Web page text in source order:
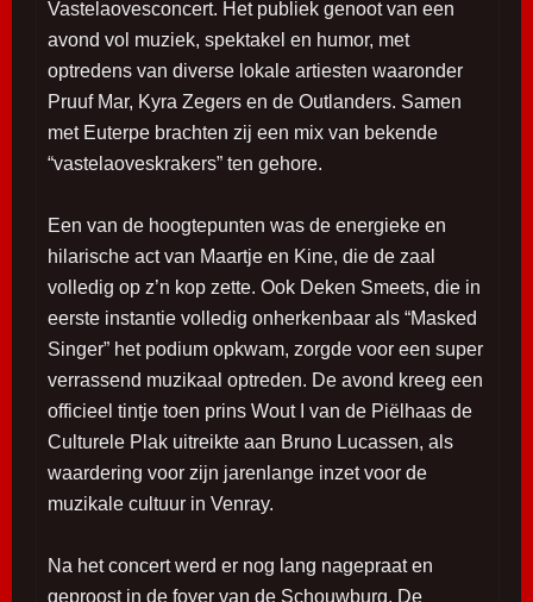
Vastelaovesconcert. Het publiek genoot van een
avond vol muziek, spektakel en humor, met
optredens van diverse lokale artiesten waaronder
Pruuf Mar, Kyra Zegers en de Outlanders. Samen
met Euterpe brachten zij een mix van bekende
“vastelaoveskrakers” ten gehore.
Een van de hoogtepunten was de energieke en
hilarische act van Maartje en Kine, die de zaal
volledig op z’n kop zette. Ook Deken Smeets, die in
eerste instantie volledig onherkenbaar als “Masked
Singer” het podium opkwam, zorgde voor een super
verrassend muzikaal optreden. De avond kreeg een
officieel tintje toen prins Wout I van de Piëlhaas de
Culturele Plak uitreikte aan Bruno Lucassen, als
waardering voor zijn jarenlange inzet voor de
muzikale cultuur in Venray.
Na het concert werd er nog lang nagepraat en
geproost in de foyer van de Schouwburg. De